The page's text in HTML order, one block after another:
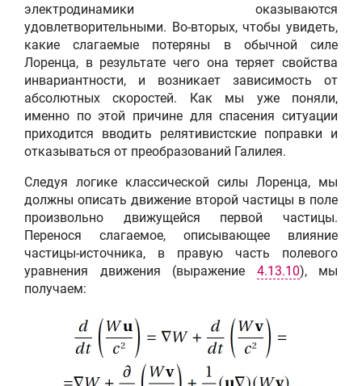
электродинамики оказываются
удовлетворительными. Во-вторых, чтобы увидеть,
какие слагаемые потеряны в обычной силе
Лоренца, в результате чего она теряет свойства
инвариантности, и возникает зависимость от
абсолютных скоростей. Как мы уже поняли,
именно по этой причине для спасения ситуации
приходится вводить релятивистские поправки и
отказываться от преобразований Галилея.
Следуя логике классической силы Лоренца, мы
должны описать движение второй частицы в поле
произвольно движущейся первой частицы.
Перенося слагаемое, описывающее влияние
частицы-источника, в правую часть полевого
уравнения движения (выражение 4.13.10), мы
получаем: